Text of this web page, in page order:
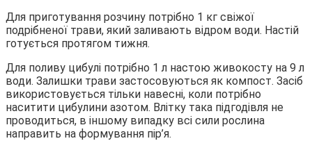
Для приготування розчину потрібно 1 кг свіжої
подрібненої трави, який заливають відром води. Настій
готується протягом тижня.
Для поливу цибулі потрібно 1 л настою живокосту на 9 л
води. Залишки трави застосовуються як компост. Засіб
використовується тільки навесні, коли потрібно
наситити цибулини азотом. Влітку така підгодівля не
проводиться, в іншому випадку всі сили рослина
направить на формування пір’я.